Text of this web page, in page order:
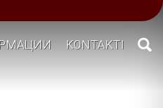
KONTAKTI